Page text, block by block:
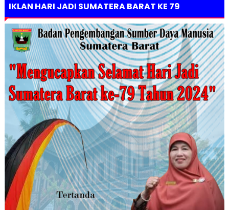
IKLAN HARI JADI SUMATERA BARAT KE 79